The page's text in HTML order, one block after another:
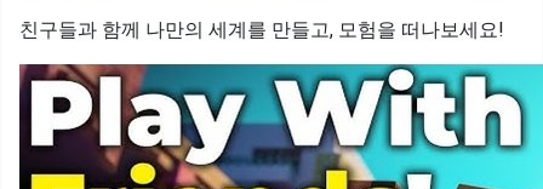
친구들과 함께 나만의 세계를 만들고, 모험을 떠나보세요!